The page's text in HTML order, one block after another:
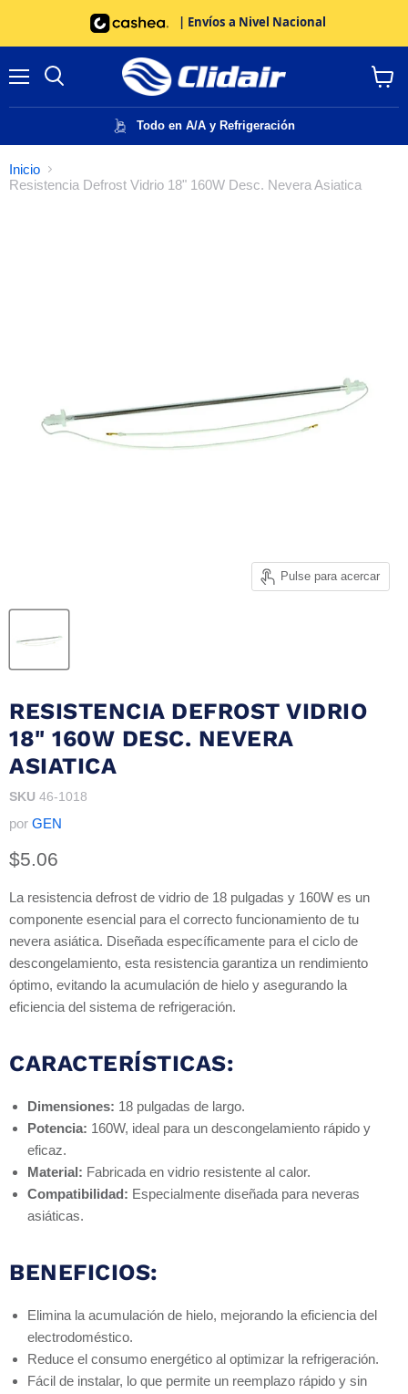
| Envíos a Nivel Nacional
Todo en A/A y Refrigeración
carrito
Inicio
Resistencia Defrost Vidrio 18" 160W Desc. Nevera Asiatica
Pulse para acercar
RESISTENCIA DEFROST VIDRIO
18" 160W DESC. NEVERA
ASIATICA
SKU 46-1018
por GEN
Precio actual
$5.06
La resistencia defrost de vidrio de 18 pulgadas y 160W es un
componente esencial para el correcto funcionamiento de tu
nevera asiática. Diseñada específicamente para el ciclo de
descongelamiento, esta resistencia garantiza un rendimiento
óptimo, evitando la acumulación de hielo y asegurando la
eficiencia del sistema de refrigeración.
CARACTERÍSTICAS:
Dimensiones: 18 pulgadas de largo.
Potencia: 160W, ideal para un descongelamiento rápido y
eficaz.
Material: Fabricada en vidrio resistente al calor.
Compatibilidad: Especialmente diseñada para neveras
asiáticas.
BENEFICIOS:
Elimina la acumulación de hielo, mejorando la eficiencia del
electrodoméstico.
Reduce el consumo energético al optimizar la refrigeración.
Fácil de instalar, lo que permite un reemplazo rápido y sin